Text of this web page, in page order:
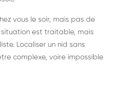
vous le soir, mais pas de
est traitable, mais
Localiser un nid sans
complexe, voire impossible